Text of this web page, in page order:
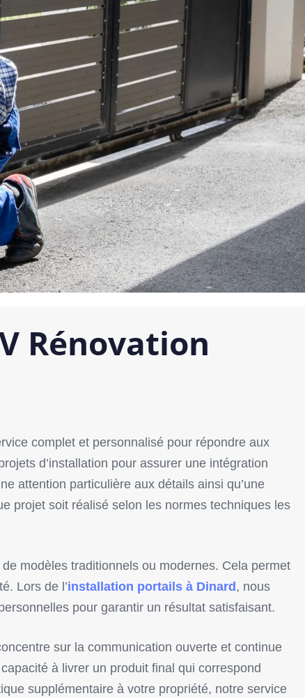
Rénovation
complet et personnalisé pour répondre aux
d’installation pour assurer une intégration
attention particulière aux détails ainsi qu’une
projet soit réalisé selon les normes techniques les
modèles traditionnels ou modernes. Cela permet
Lors de l’installation portails à Dinard , nous
pour garantir un résultat satisfaisant.
sur la communication ouverte et continue
à livrer un produit final qui correspond
supplémentaire à votre propriété, notre service